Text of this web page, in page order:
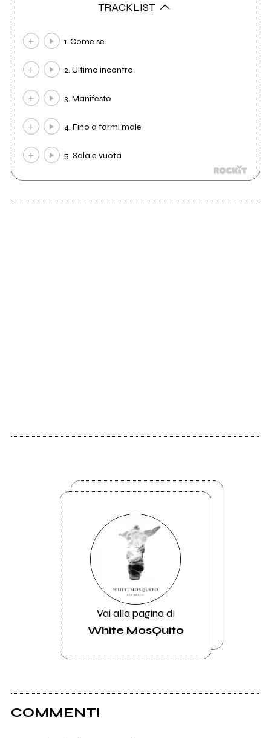
TRACKLIST
1. Come se
2. Ultimo incontro
3. Manifesto
4. Fino a farmi male
5. Sola e vuota
Vai alla pagina di
White MosQuito
COMMENTI